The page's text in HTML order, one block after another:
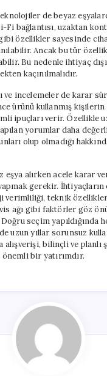
de beyaz
Fi bağlantısı, uzaktan
özellikler sayesinde
Ancak bu tür
Bu nedenle ihtiyaç
kaçınılmalıdır.
ve incelemeler de karar
ürünü kullanmış
ipuçları verir. Özellikle
yorumlar daha
olup olmadığı
eşya alırken acele karar
gerekir. İhtiyaçların
verimliliği, teknik
ağı gibi faktörler göz
seçim yapıldığında
uzun yıllar sorunsuz
alışverişi, bilinçli ve planlı
bir yatırımdır.